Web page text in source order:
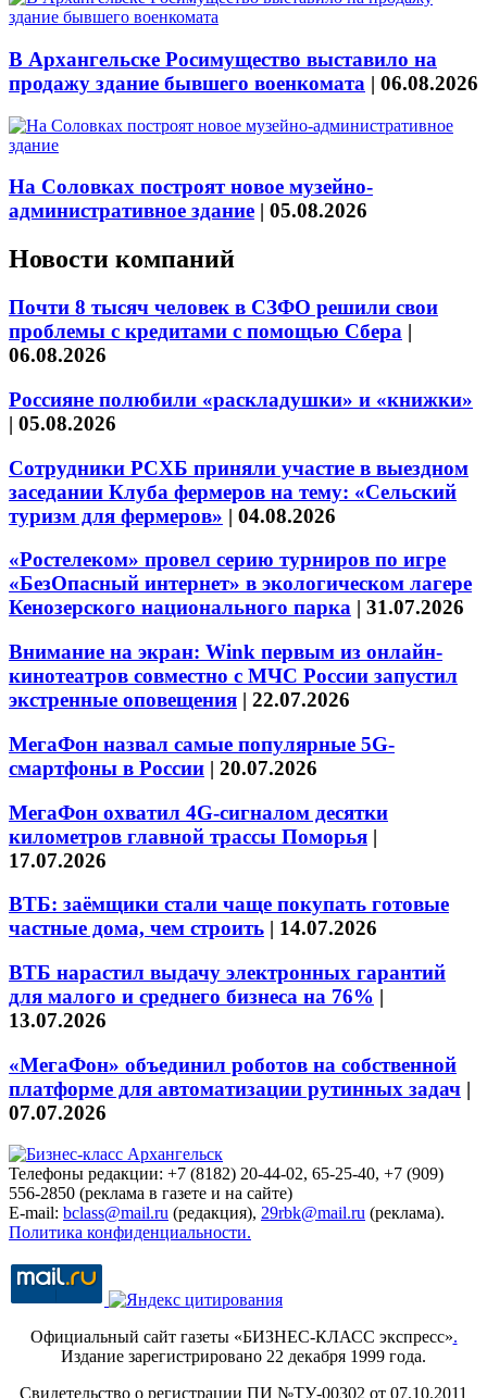
В Архангельске Росимущество выставило на
продажу здание бывшего военкомата | 06.08.2026
На Соловках построят новое музейно-
административное здание | 05.08.2026
Новости компаний
Почти 8 тысяч человек в СЗФО решили свои
проблемы с кредитами с помощью Сбера |
06.08.2026
Россияне полюбили «раскладушки» и «книжки»
| 05.08.2026
Сотрудники РСХБ приняли участие в выездном
заседании Клуба фермеров на тему: «Сельский
туризм для фермеров» | 04.08.2026
«Ростелеком» провел серию турниров по игре
«БезОпасный интернет» в экологическом лагере
Кенозерского национального парка | 31.07.2026
Внимание на экран: Wink первым из онлайн-
кинотеатров совместно с МЧС России запустил
экстренные оповещения | 22.07.2026
МегаФон назвал самые популярные 5G-
смартфоны в России | 20.07.2026
МегаФон охватил 4G-сигналом десятки
километров главной трассы Поморья |
17.07.2026
ВТБ: заёмщики стали чаще покупать готовые
частные дома, чем строить | 14.07.2026
ВТБ нарастил выдачу электронных гарантий
для малого и среднего бизнеса на 76% |
13.07.2026
«МегаФон» объединил роботов на собственной
платформе для автоматизации рутинных задач |
07.07.2026
Телефоны редакции: +7 (8182) 20-44-02, 65-25-40, +7 (909)
556-2850 (реклама в газете и на сайте)
E-mail: bclass@mail.ru (редакция), 29rbk@mail.ru (реклама).
Политика конфиденциальности.
Официальный сайт газеты «БИЗНЕС-КЛАСС экспресс».
Издание зарегистрировано 22 декабря 1999 года.
Свидетельство о регистрации ПИ №ТУ-00302 от 07.10.2011